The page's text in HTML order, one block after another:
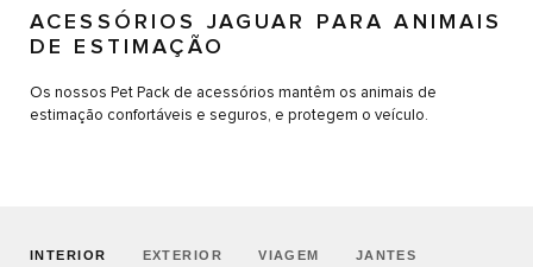
ACESSÓRIOS JAGUAR PARA ANIMAIS
DE ESTIMAÇÃO
Os nossos Pet Pack de acessórios mantêm os animais de
estimação confortáveis e seguros, e protegem o veículo.
INTERIOR EXTERIOR VIAGEM JANTES